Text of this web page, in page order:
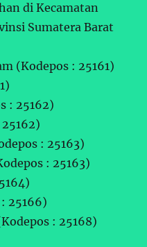
di Kecamatan
Sumatera Barat
(Kodepos : 25161)
: 25162)
: 25163)
: 25163)
25166)
: 25168)